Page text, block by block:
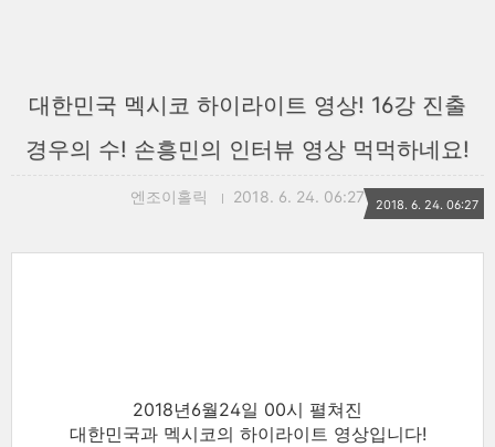
대한민국 멕시코 하이라이트 영상! 16강 진출
경우의 수! 손흥민의 인터뷰 영상 먹먹하네요!
엔조이홀릭 2018. 6. 24. 06:27 2018. 6. 24. 06:27
2018년6월24일 00시 펼쳐진
대한민국과 멕시코의 하이라이트 영상입니다!